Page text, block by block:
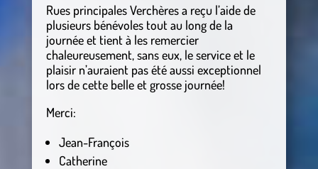
Rues principales Verchères a reçu l’aide de
plusieurs bénévoles tout au long de la
journée et tient à les remercier
chaleureusement, sans eux, le service et le
plaisir n’auraient pas été aussi exceptionnel
lors de cette belle et grosse journée!
Merci:
Jean-François
Catherine